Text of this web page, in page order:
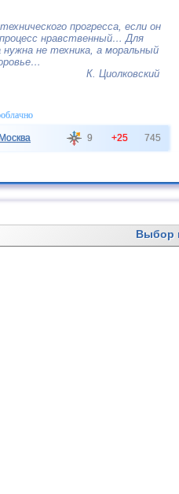
прогресса, если он
нравственный… Для
нужна не техника, а моральный
К. Циолковский
Москва 9 +25 745
Выбор